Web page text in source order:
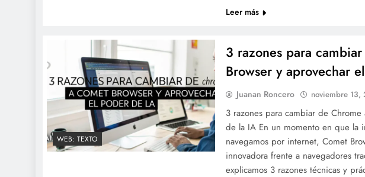
Leer más
WEB: TEXTO
3 razones para
Browser y aprovechar
Juanan Roncero noviembre 13,
3 razones para cambiar de
de la IA En un momento en que la
navegamos por internet, Comet
innovadora frente a navegadores
explicamos 3 razones técnicas y